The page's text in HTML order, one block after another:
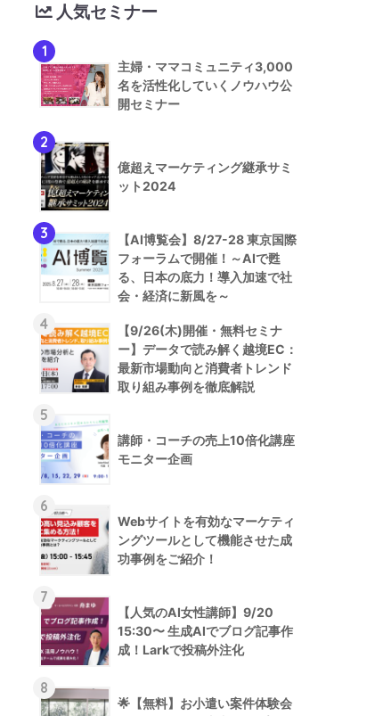
人気セミナー
1
主婦・ママコミュニティ3,000
名を活性化していくノウハウ公
開セミナー
2
億超えマーケティング継承サミ
ット2024
3
【AI博覧会】8/27-28 東京国際
フォーラムで開催！～AIで甦
る、日本の底力！導入加速で社
会・経済に新風を～
4
【9/26(木)開催・無料セミナ
ー】データで読み解く越境EC：
最新市場動向と消費者トレンド
取り組み事例を徹底解説
5
講師・コーチの売上10倍化講座
モニター企画
6
Webサイトを有効なマーケティ
ングツールとして機能させた成
功事例をご紹介！
7
【人気のAI女性講師】9/20
15:30〜 生成AIでブログ記事作
成！Larkで投稿外注化
8
🌟【無料】お小遣い案件体験会